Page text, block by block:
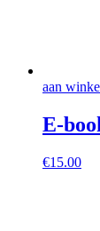
aan
E-
€15.00